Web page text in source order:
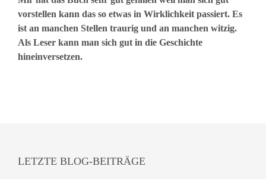
vorstellen kann das so etwas in Wirklichkeit passiert. Es
ist an manchen Stellen traurig und an manchen witzig.
Als Leser kann man sich gut in die Geschichte
hineinversetzen.
LETZTE BLOG-BEITRÄGE